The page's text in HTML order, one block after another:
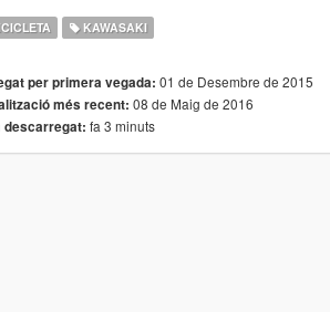
KAWASAKI
per primera vegada: 01 de Desembre de 2015
més recent: 08 de Maig de 2016
descarregat: fa 3 minuts